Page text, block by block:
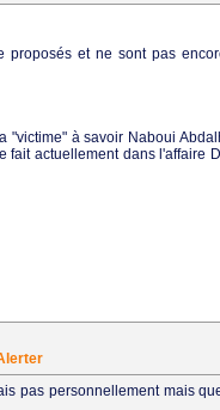
proposés et ne sont pas
"victime" à savoir Naboui
actuellement dans l'affaire
pas personnellement mais